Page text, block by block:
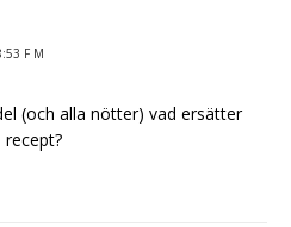
F M
(och alla nötter) vad ersätter